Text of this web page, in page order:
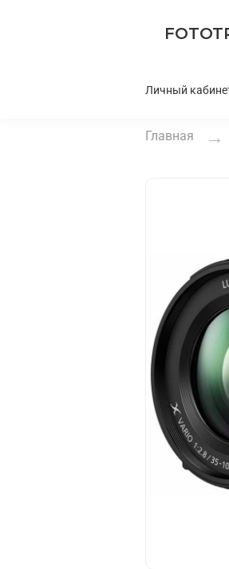
Личный
Главная